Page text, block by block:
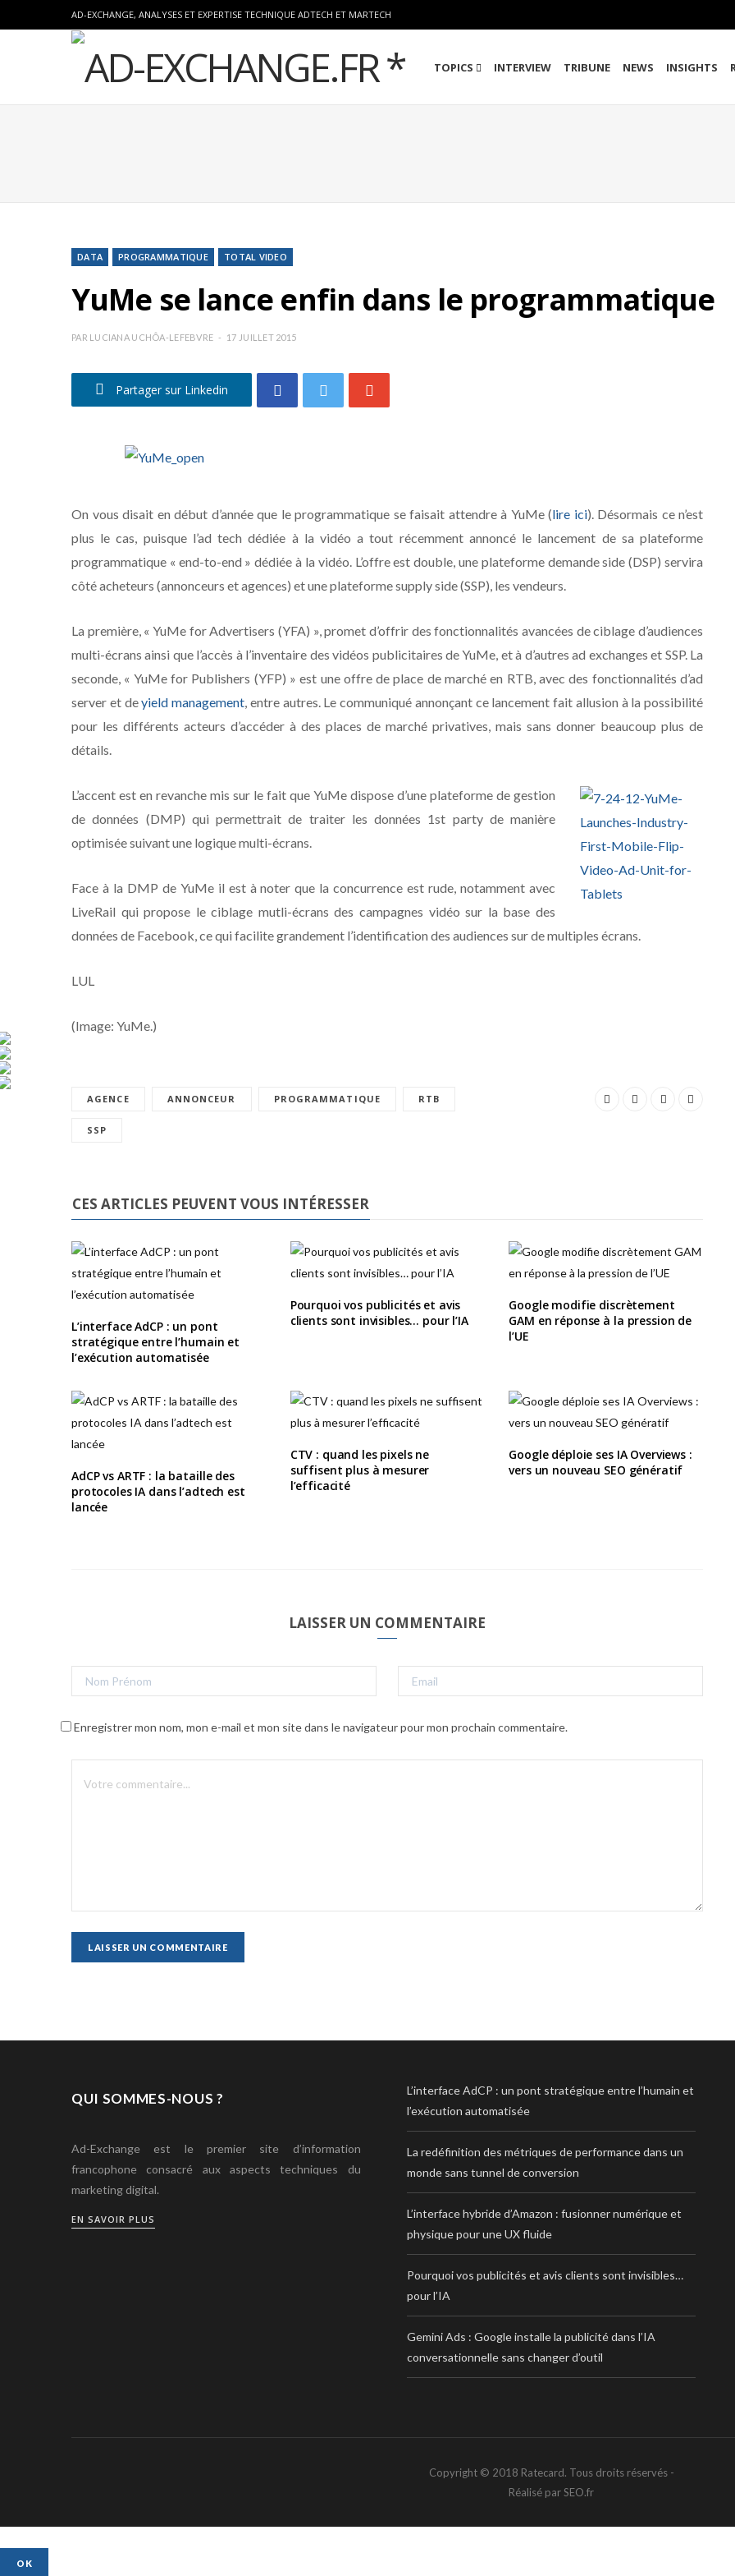
AD-EXCHANGE, ANALYSES ET EXPERTISE TECHNIQUE ADTECH ET MARTECH
TOPICS INTERVIEW TRIBUNE NEWS INSIGHTS
DATA PROGRAMMATIQUE TOTAL VIDEO
YuMe se lance enfin dans le programmatique
PAR LUCIANA UCHÔA-LEFEBVRE 17 JUILLET 2015
Partager sur Linkedin
On vous disait en début d’année que le programmatique se faisait attendre à YuMe (lire ici). Désormais ce n’est
plus le cas, puisque l’ad tech dédiée à la vidéo a tout récemment annoncé le lancement de sa plateforme
programmatique « end-to-end » dédiée à la vidéo. L’offre est double, une plateforme demande side (DSP) servira
côté acheteurs (annonceurs et agences) et une plateforme supply side (SSP), les vendeurs.
La première, « YuMe for Advertisers (YFA) », promet d’offrir des fonctionnalités avancées de ciblage d’audiences
multi-écrans ainsi que l’accès à l’inventaire des vidéos publicitaires de YuMe, et à d’autres ad exchanges et SSP. La
seconde, « YuMe for Publishers (YFP) » est une offre de place de marché en RTB, avec des fonctionnalités d’ad
server et deyield management , entre autres. Le communiqué annonçant ce lancement fait allusion à la possibilité
pour les différents acteurs d’accéder à des places de marché privatives, mais sans donner beaucoup plus de
détails.
L’accent est en revanche mis sur le fait que YuMe dispose d’une plateforme de gestion
de données (DMP) qui permettrait de traiter les données 1st party de manière
optimisée suivant une logique multi-écrans.
Face à la DMP de YuMe il est à noter que la concurrence est rude, notamment avec
LiveRail qui propose le ciblage mutli-écrans des campagnes vidéo sur la base des
données de Facebook, ce qui facilite grandement l’identification des audiences sur de multiples écrans.
LUL
(Image: YuMe.)
AGENCE ANNONCEUR PROGRAMMATIQUE RTB
SSP
CES ARTICLES PEUVENT VOUS INTÉRESSER
L’interface AdCP : un pont
stratégique entre l’humain et
l’exécution automatisée
Pourquoi vos publicités et avis
clients sont invisibles… pour l’IA
Google modifie discrètement
GAM en réponse à la pression de
l’UE
AdCP vs ARTF : la bataille des
protocoles IA dans l’adtech est
lancée
CTV : quand les pixels ne
suffisent plus à mesurer
l’efficacité
Google déploie ses IA Overviews :
vers un nouveau SEO génératif
LAISSER UN COMMENTAIRE
Enregistrer mon nom, mon e-mail et mon site dans le navigateur pour mon prochain commentaire.
QUI SOMMES-NOUS ?
Ad-Exchange est le premier site d’information
francophone consacré aux aspects techniques du
marketing digital.
EN SAVOIR PLUS
L’interface AdCP : un pont stratégique entre l’humain et
l’exécution automatisée
La redéfinition des métriques de performance dans un
monde sans tunnel de conversion
L’interface hybride d’Amazon : fusionner numérique et
physique pour une UX fluide
Pourquoi vos publicités et avis clients sont invisibles…
pour l’IA
Gemini Ads : Google installe la publicité dans l’IA
conversationnelle sans changer d’outil
Copyright © 2018 Ratecard. Tous droits réservés -
Réalisé par SEO.fr
OK